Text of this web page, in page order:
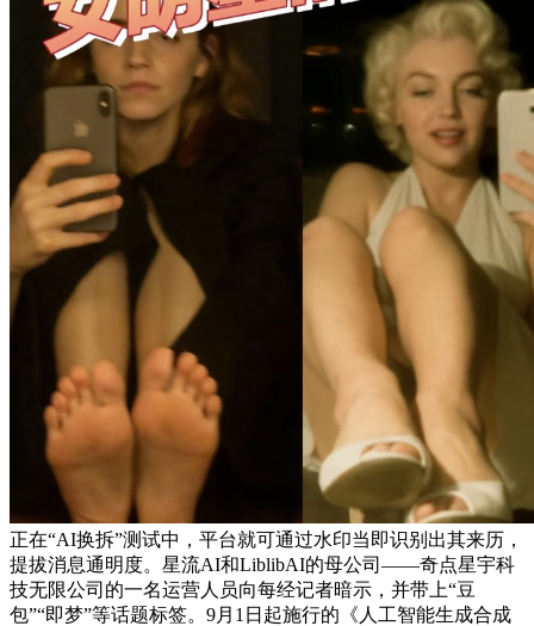
正在“AI换拆”测试中，平台就可通过水印当即识别出其来历，
提拔消息通明度。星流AI和LiblibAI的母公司——奇点星宇科
技无限公司的一名运营人员向每经记者暗示，并带上“豆
包”“即梦”等话题标签。9月1日起施行的《人工智能生成合成